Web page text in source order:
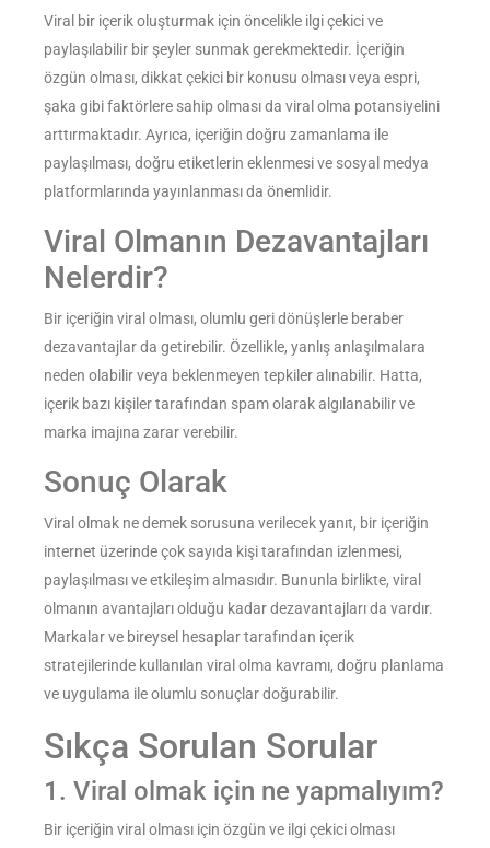
Viral bir içerik oluşturmak için öncelikle ilgi çekici ve
paylaşılabilir bir şeyler sunmak gerekmektedir. İçeriğin
özgün olması, dikkat çekici bir konusu olması veya espri,
şaka gibi faktörlere sahip olması da viral olma potansiyelini
arttırmaktadır. Ayrıca, içeriğin doğru zamanlama ile
paylaşılması, doğru etiketlerin eklenmesi ve sosyal medya
platformlarında yayınlanması da önemlidir.
Viral Olmanın Dezavantajları
Nelerdir?
Bir içeriğin viral olması, olumlu geri dönüşlerle beraber
dezavantajlar da getirebilir. Özellikle, yanlış anlaşılmalara
neden olabilir veya beklenmeyen tepkiler alınabilir. Hatta,
içerik bazı kişiler tarafından spam olarak algılanabilir ve
marka imajına zarar verebilir.
Sonuç Olarak
Viral olmak ne demek sorusuna verilecek yanıt, bir içeriğin
internet üzerinde çok sayıda kişi tarafından izlenmesi,
paylaşılması ve etkileşim almasıdır. Bununla birlikte, viral
olmanın avantajları olduğu kadar dezavantajları da vardır.
Markalar ve bireysel hesaplar tarafından içerik
stratejilerinde kullanılan viral olma kavramı, doğru planlama
ve uygulama ile olumlu sonuçlar doğurabilir.
Sıkça Sorulan Sorular
1. Viral olmak için ne yapmalıyım?
Bir içeriğin viral olması için özgün ve ilgi çekici olması